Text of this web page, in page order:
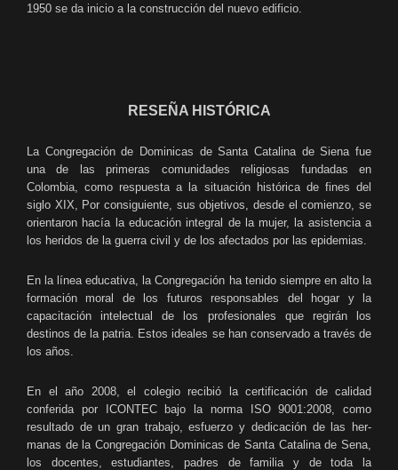
1950 se da inicio a la construcción del nuevo edificio.
RESEÑA HISTÓRICA
La Congregación de Dominicas de Santa Catalina de Siena fue
una de las primeras comuni­dades religiosas fundadas en
Colombia, como respuesta a la situación histórica de fines del
siglo XIX, Por consiguiente, sus objetivos, desde el comienzo, se
orientaron hacía la educa­ción integral de la mujer, la asistencia a
los heridos de la guerra civil y de los afectados por las epidemias.
En la línea educativa, la Congregación ha tenido siempre en alto la
formación moral de los futuros responsables del hogar y la
capacitación intelectual de los profesionales que regirán los
destinos de la patria. Estos ideales se han conservado a través de
los años.
En el año 2008, el colegio recibió la certificación de calidad
conferida por ICONTEC bajo la norma ISO 9001:2008, como
resultado de un gran trabajo, esfuerzo y dedicación de las her­
manas de la Congregación Dominicas de Santa Catalina de Sena,
los docentes, estudiantes, padres de familia y de toda la